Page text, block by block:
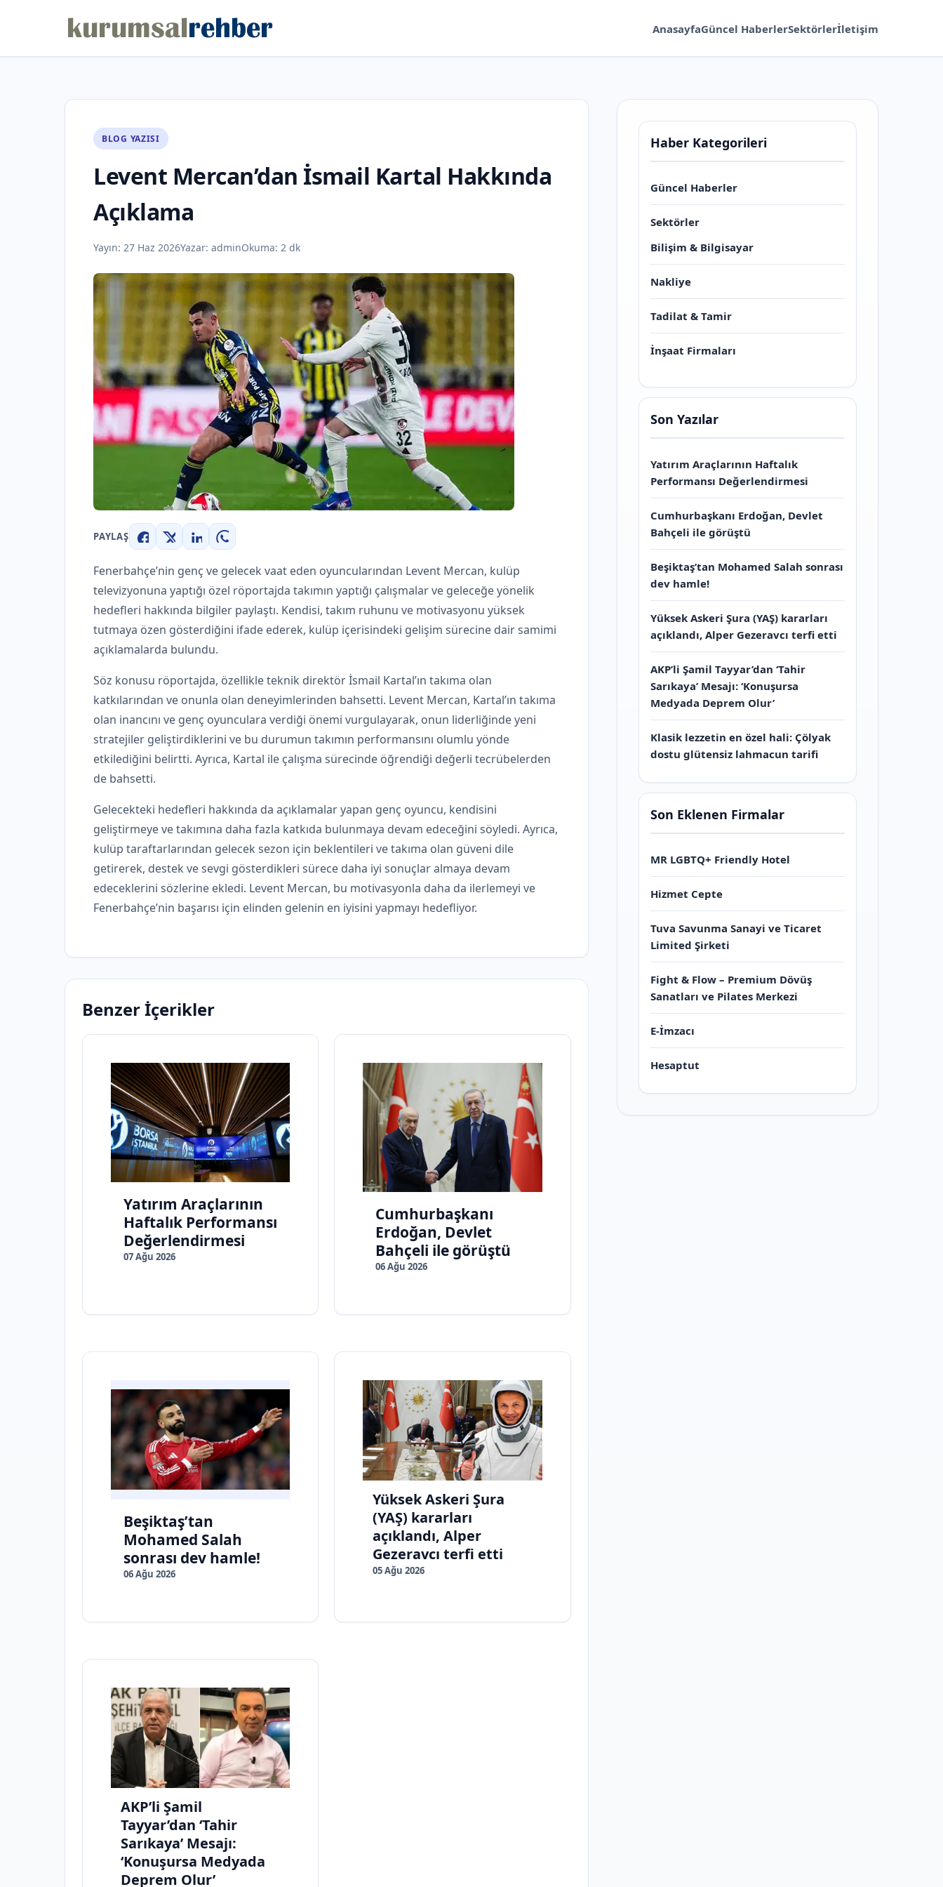
AnasayfaGüncel HaberlerSektörlerİletişim
BLOG YAZISI
Levent Mercan’dan İsmail Kartal Hakkında
Açıklama
Yayın: 27 Haz 2026Yazar: adminOkuma: 2 dk
PAYLAŞ
Facebook
X LinkedInWhatsApp
Fenerbahçe’nin genç ve gelecek vaat eden oyuncularından Levent Mercan, kulüp
televizyonuna yaptığı özel röportajda takımın yaptığı çalışmalar ve geleceğe yönelik
hedefleri hakkında bilgiler paylaştı. Kendisi, takım ruhunu ve motivasyonu yüksek
tutmaya özen gösterdiğini ifade ederek, kulüp içerisindeki gelişim sürecine dair samimi
açıklamalarda bulundu.
Söz konusu röportajda, özellikle teknik direktör İsmail Kartal’ın takıma olan
katkılarından ve onunla olan deneyimlerinden bahsetti. Levent Mercan, Kartal’ın takıma
olan inancını ve genç oyunculara verdiği önemi vurgulayarak, onun liderliğinde yeni
stratejiler geliştirdiklerini ve bu durumun takımın performansını olumlu yönde
etkilediğini belirtti. Ayrıca, Kartal ile çalışma sürecinde öğrendiği değerli tecrübelerden
de bahsetti.
Gelecekteki hedefleri hakkında da açıklamalar yapan genç oyuncu, kendisini
geliştirmeye ve takımına daha fazla katkıda bulunmaya devam edeceğini söyledi. Ayrıca,
kulüp taraftarlarından gelecek sezon için beklentileri ve takıma olan güveni dile
getirerek, destek ve sevgi gösterdikleri sürece daha iyi sonuçlar almaya devam
edeceklerini sözlerine ekledi. Levent Mercan, bu motivasyonla daha da ilerlemeyi ve
Fenerbahçe’nin başarısı için elinden gelenin en iyisini yapmayı hedefliyor.
Benzer İçerikler
Yatırım Araçlarının
Haftalık Performansı
Değerlendirmesi
07 Ağu 2026
Cumhurbaşkanı
Erdoğan, Devlet
Bahçeli ile görüştü
06 Ağu 2026
Beşiktaş’tan
Mohamed Salah
sonrası dev hamle!
06 Ağu 2026
Yüksek Askeri Şura
(YAŞ) kararları
açıklandı, Alper
Gezeravcı terfi etti
05 Ağu 2026
AKP’li Şamil
Tayyar’dan ‘Tahir
Sarıkaya’ Mesajı:
‘Konuşursa Medyada
Deprem Olur’
Haber Kategorileri
Güncel Haberler
Sektörler
Bilişim & Bilgisayar
Nakliye
Tadilat & Tamir
İnşaat Firmaları
Son Yazılar
Yatırım Araçlarının Haftalık
Performansı Değerlendirmesi
Cumhurbaşkanı Erdoğan, Devlet
Bahçeli ile görüştü
Beşiktaş’tan Mohamed Salah sonrası
dev hamle!
Yüksek Askeri Şura (YAŞ) kararları
açıklandı, Alper Gezeravcı terfi etti
AKP’li Şamil Tayyar’dan ‘Tahir
Sarıkaya’ Mesajı: ‘Konuşursa
Medyada Deprem Olur’
Klasik lezzetin en özel hali: Çölyak
dostu glütensiz lahmacun tarifi
Son Eklenen Firmalar
MR LGBTQ+ Friendly Hotel
Hizmet Cepte
Tuva Savunma Sanayi ve Ticaret
Limited Şirketi
Fight & Flow – Premium Dövüş
Sanatları ve Pilates Merkezi
E-İmzacı
Hesaptut